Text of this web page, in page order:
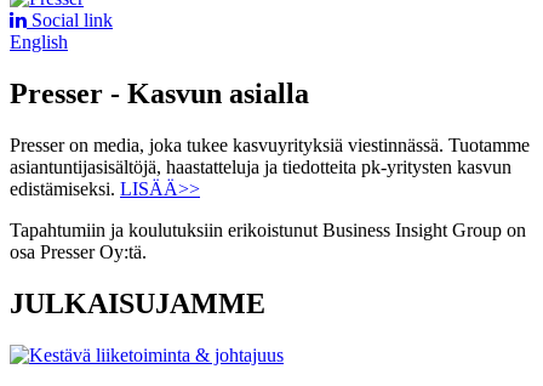
Social link
English
Presser - Kasvun asialla
Presser on media, joka tukee kasvuyrityksiä viestinnässä. Tuotamme
asiantuntijasisältöjä, haastatteluja ja tiedotteita pk-yritysten kasvun
edistämiseksi. LISÄÄ>>
Tapahtumiin ja koulutuksiin erikoistunut Business Insight Group on
osa Presser Oy:tä.
JULKAISUJAMME